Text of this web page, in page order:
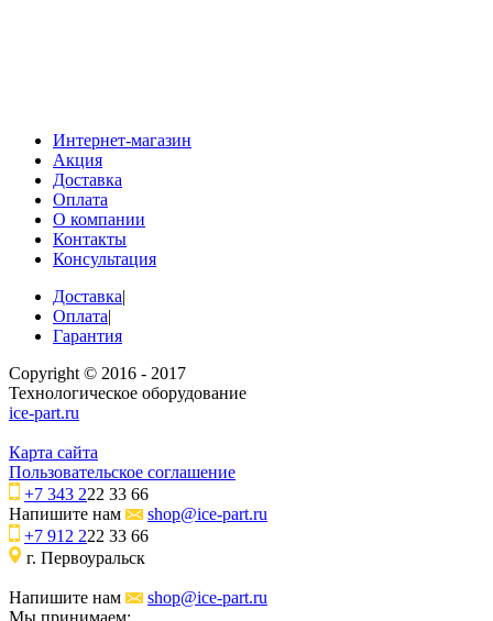
Интернет-магазин
Акция
Доставка
Оплата
О компании
Контакты
Консультация
Доставка|
Оплата|
Гарантия
Copyright © 2016 - 2017
Технологическое оборудование
ice-part.ru
Карта сайта
Пользовательское соглашение
+7 343 222 33 66
Напишите нам
shop@ice-part.ru
+7 912 222 33 66
г. Первоуральск
Напишите нам
shop@ice-part.ru
Мы принимаем: